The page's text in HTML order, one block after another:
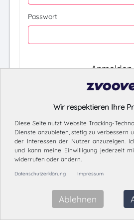
Passwort
Anmelden
Wir respektieren Ihre
Diese Seite nutzt Website Tracking-
Dienste anzubieten, stetig zu verbessern
der Interessen der Nutzer anzuzeigen.
und kann meine Einwilligung jederzeit
widerrufen oder ändern.
Datenschutzerklärung Impressum
Ablehnen